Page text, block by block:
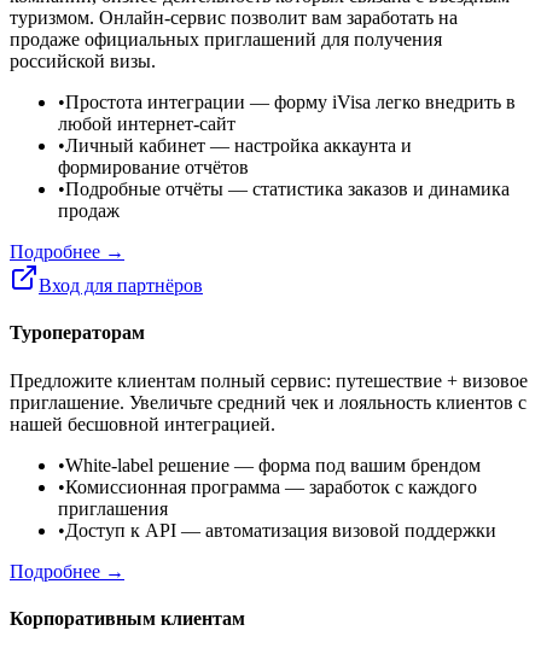
туризмом. Онлайн-сервис позволит вам заработать на
продаже официальных приглашений для получения
российской визы.
•Простота интеграции — форму iVisa легко внедрить в
любой интернет-сайт
•Личный кабинет — настройка аккаунта и
формирование отчётов
•Подробные отчёты — статистика заказов и динамика
продаж
Подробнее →
Вход для партнёров
Туроператорам
Предложите клиентам полный сервис: путешествие + визовое
приглашение. Увеличьте средний чек и лояльность клиентов с
нашей бесшовной интеграцией.
•White-label решение — форма под вашим брендом
•Комиссионная программа — заработок с каждого
приглашения
•Доступ к API — автоматизация визовой поддержки
Подробнее →
Корпоративным клиентам